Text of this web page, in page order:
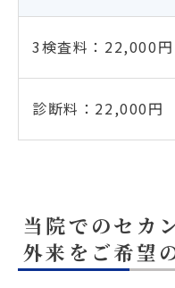
3検査料：22,000円
診断料：22,000円
当院でのセカ
外来を ご希望